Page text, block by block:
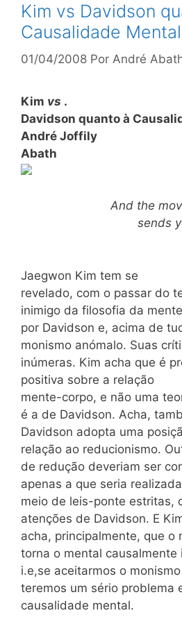
Kim vs Davidson
Causalidade Mental
01/04/2008 Por André
Kim vs .
Davidson quanto à
André Joffily
Abath
And the
sends
Jaegwon Kim tem se
revelado, com o passar do
inimigo da filosofia da
por Davidson e, acima de
monismo anómalo. Suas
inúmeras. Kim acha que é
positiva sobre a relação
mente-corpo, e não uma
é a de Davidson. Acha,
Davidson adopta uma
relação ao reducionismo.
de redução deveriam ser
apenas a que seria
meio de leis-ponte estritas,
atenções de Davidson. E
acha, principalmente, que o
torna o mental causalmente
i.e,se aceitarmos o
teremos um sério problema
causalidade mental.